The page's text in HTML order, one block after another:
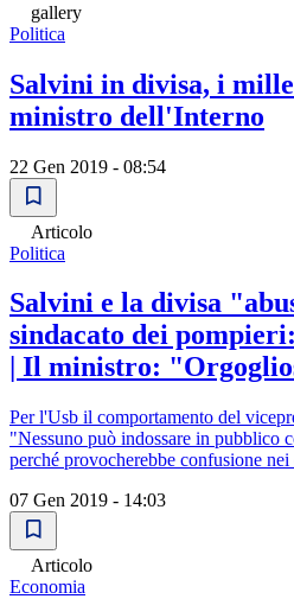
gallery
Politica
Salvini in divisa, i
ministro dell'Interno
22 Gen 2019 - 08:54
Articolo
Politica
Salvini e la divisa
sindacato dei
| Il ministro:
Per l'Usb il comportamento del
"Nessuno può indossare in pubblico
perché provocherebbe confusione
07 Gen 2019 - 14:03
Articolo
Economia